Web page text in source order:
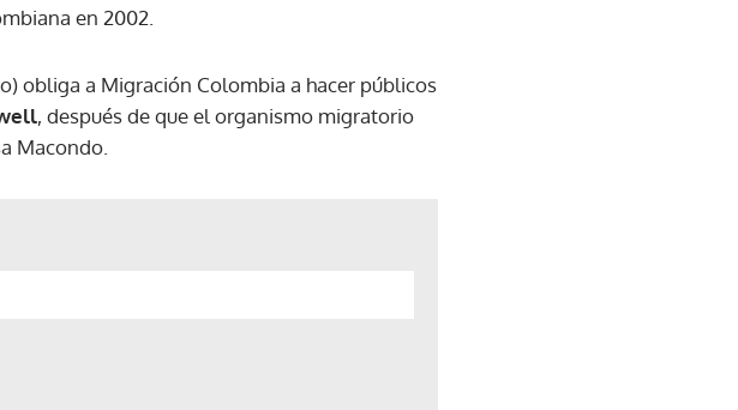
en 2002.
obliga a Migración Colombia a hacer públicos
, después de que el organismo migratorio
Macondo.